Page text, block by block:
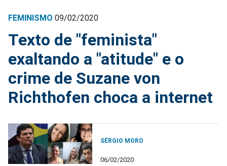
FEMINISMO 09/02/2020
Texto de "feminista"
exaltando a "atitude" e o
crime de Suzane von
Richthofen choca a internet
SÉRGIO MORO
06/02/2020